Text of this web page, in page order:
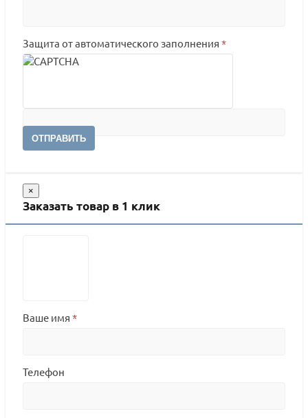
Защита от автоматического заполнения *
ОТПРАВИТЬ
×
Заказать товар в 1 клик
Ваше имя *
Телефон